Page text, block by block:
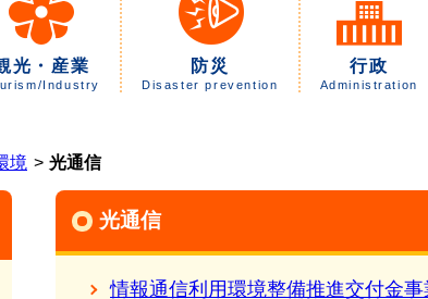
光・産業
Industry
防災
Disaster prevention
行政
Administration
境 光通信
光通信
情報通信利用環境整備推進交付金